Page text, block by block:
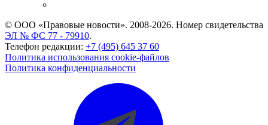
© ООО «Правовые новости». 2008-2026. Номер свидетельства
ЭЛ № ФС 77 - 79910.
Телефон редакции: +7 (495) 645 37 60
Политика использования cookie-файлов
Политика конфиденциальности